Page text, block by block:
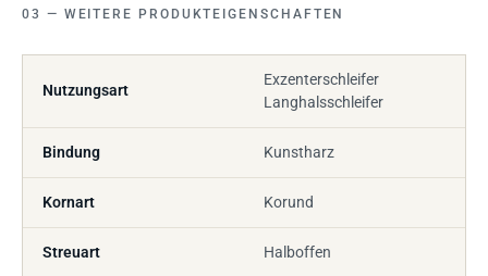
WEITERE PRODUKTEIGENSCHAFTEN
Nutzungsart
Exzenterschleifer
Langhalsschleifer
Bindung Kunstharz
Kornart Korund
Streuart Halboffen